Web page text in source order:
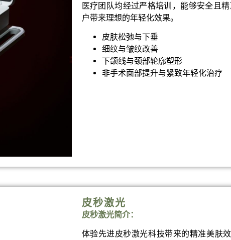
医疗团队均经过严格培训，能够安全且
户带来理想的年轻化效果。
皮肤松弛与下垂
细纹与皱纹改善
下颌线与颈部轮廓塑形
非手术面部提升与紧致年轻化治疗
皮秒激光
皮秒激光简介：
体验先进皮秒激光科技带来的精准美肤